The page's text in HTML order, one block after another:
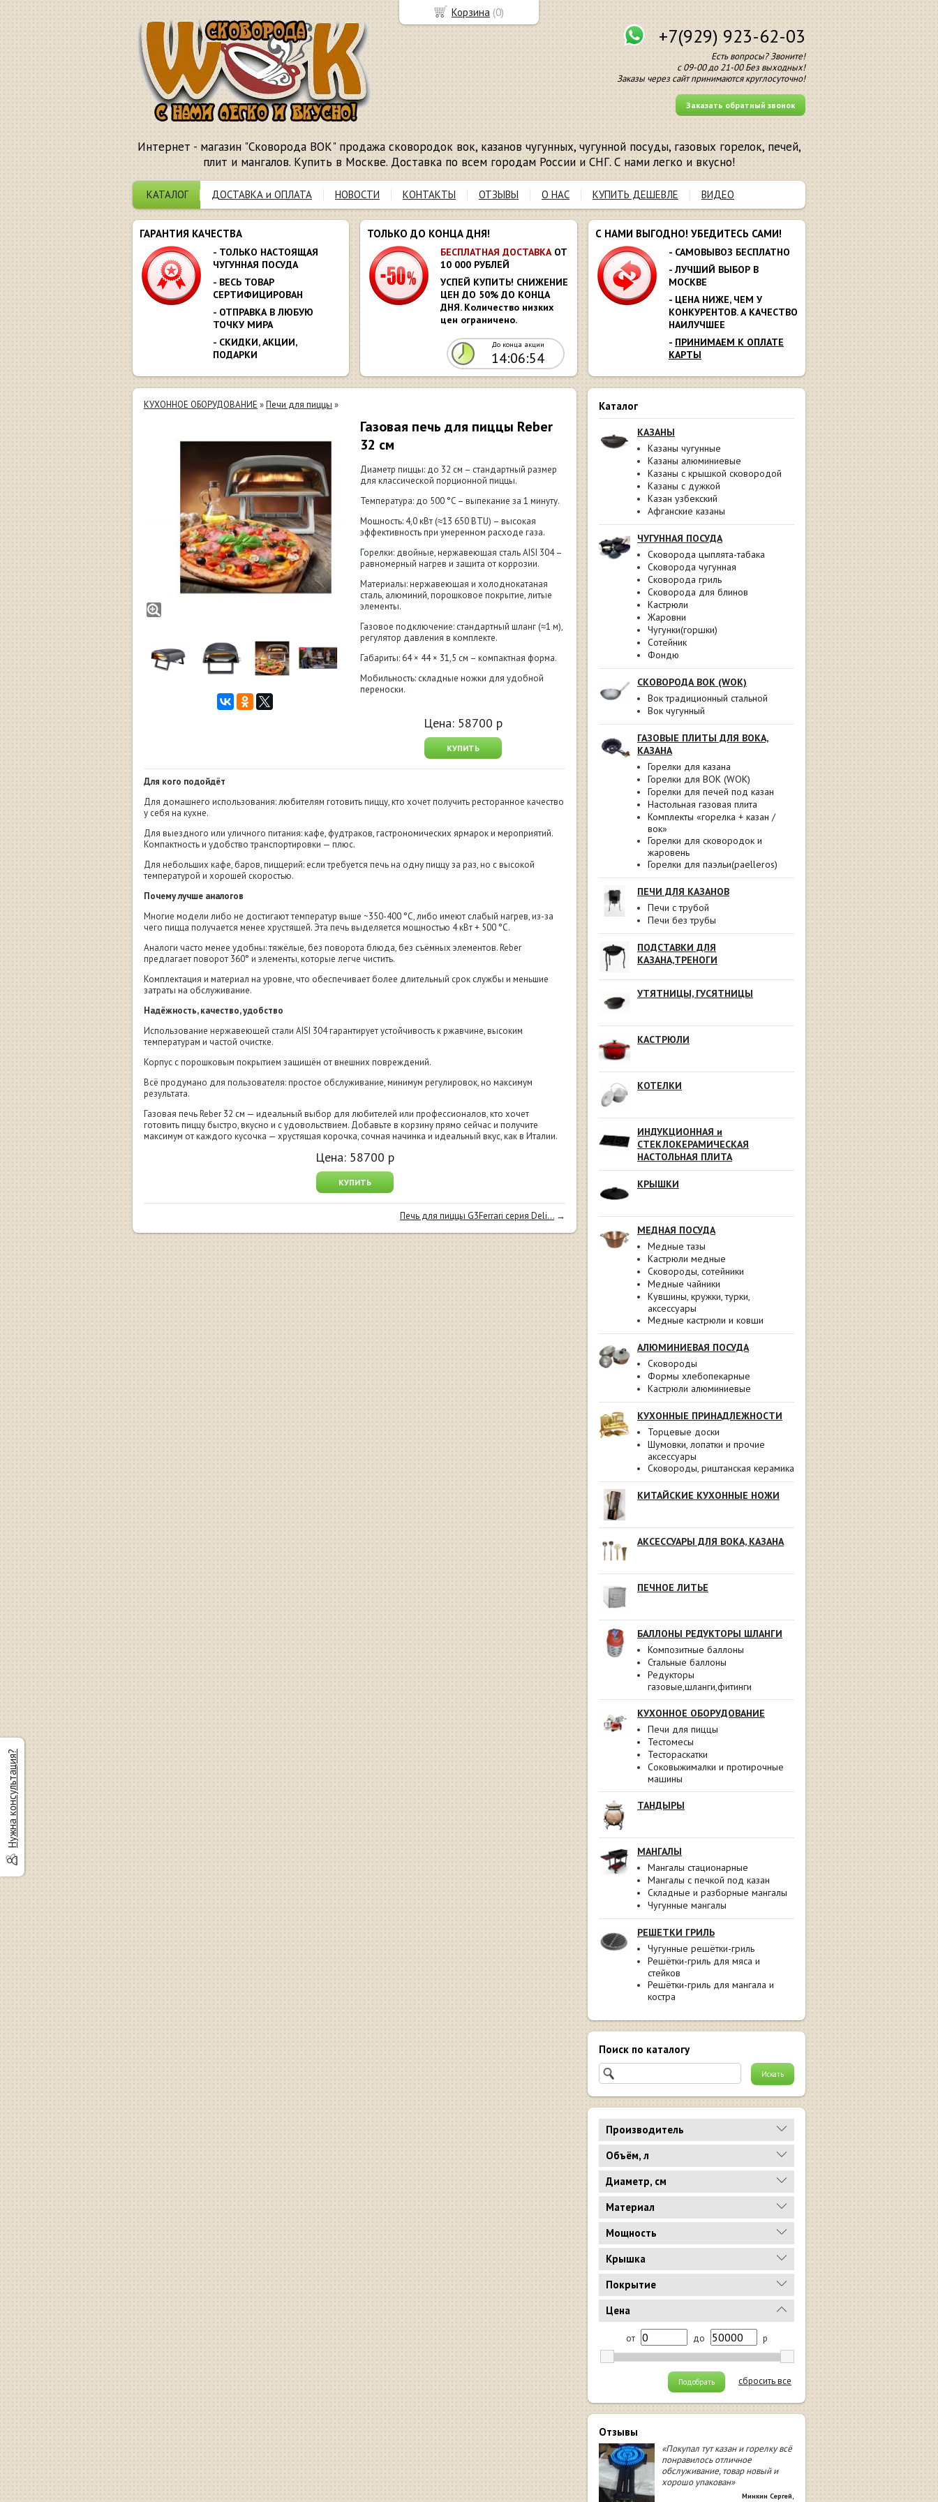
+7(929) 923-62-03
Есть вопросы? Звоните!
с 09-00 до 21-00 Без выходных!
Заказы через сайт принимаются круглосуточно!
Заказать обратный звонок
Интернет - магазин "Сковорода ВОК" продажа сковородок вок, казанов чугунных, чугунной посуды, газовых горелок, печей,
плит и мангалов. Купить в Москве. Доставка по всем городам России и СНГ. С нами легко и вкусно!
КАТАЛОГ ДОСТАВКА и ОПЛАТА НОВОСТИ КОНТАКТЫ ОТЗЫВЫ О НАС КУПИТЬ ДЕШЕВЛЕ ВИДЕО
ГАРАНТИЯ КАЧЕСТВА
- ТОЛЬКО НАСТОЯЩАЯ
ЧУГУННАЯ ПОСУДА
- ВЕСЬ ТОВАР
СЕРТИФИЦИРОВАН
- ОТПРАВКА В ЛЮБУЮ
ТОЧКУ МИРА
- СКИДКИ, АКЦИИ,
ПОДАРКИ
ТОЛЬКО ДО КОНЦА ДНЯ!
БЕСПЛАТНАЯ ДОСТАВКА ОТ
10 000 РУБЛЕЙ
УСПЕЙ КУПИТЬ! СНИЖЕНИЕ
ЦЕН ДО 50% ДО КОНЦА
ДНЯ. Количество низких
цен ограничено.
До конца акции
14:06:53
С НАМИ ВЫГОДНО! УБЕДИТЕСЬ САМИ!
- САМОВЫВОЗ БЕСПЛАТНО
- ЛУЧШИЙ ВЫБОР В
МОСКВЕ
- ЦЕНА НИЖЕ, ЧЕМ У
КОНКУРЕНТОВ. А КАЧЕСТВО
НАИЛУЧШЕЕ
- ПРИНИМАЕМ К ОПЛАТЕ
КАРТЫ
Каталог
КАЗАНЫ
Казаны чугунные
Казаны алюминиевые
Казаны с крышкой сковородой
Казаны с дужкой
Казан узбекский
Афганские казаны
ЧУГУННАЯ ПОСУДА
Сковорода цыплята-табака
Сковорода чугунная
Сковорода гриль
Сковорода для блинов
Кастрюли
Жаровни
Чугунки(горшки)
Сотейник
Фондю
СКОВОРОДА ВОК (WOK)
Вок традиционный стальной
Вок чугунный
ГАЗОВЫЕ ПЛИТЫ ДЛЯ ВОКА,
КАЗАНА
Горелки для казана
Горелки для ВОК (WOK)
Горелки для печей под казан
Настольная газовая плита
Комплекты «горелка + казан /
вок»
Горелки для сковородок и
жаровень
Горелки для паэльи(paelleros)
ПЕЧИ ДЛЯ КАЗАНОВ
Печи с трубой
Печи без трубы
ПОДСТАВКИ ДЛЯ
КАЗАНА,ТРЕНОГИ
УТЯТНИЦЫ, ГУСЯТНИЦЫ
КАСТРЮЛИ
КОТЕЛКИ
ИНДУКЦИОННАЯ и
СТЕКЛОКЕРАМИЧЕСКАЯ
НАСТОЛЬНАЯ ПЛИТА
КРЫШКИ
МЕДНАЯ ПОСУДА
Медные тазы
Кастрюли медные
Сковороды, сотейники
Медные чайники
Кувшины, кружки, турки,
аксессуары
Медные кастрюли и ковши
АЛЮМИНИЕВАЯ ПОСУДА
Сковороды
Формы хлебопекарные
Кастрюли алюминиевые
КУХОННЫЕ ПРИНАДЛЕЖНОСТИ
Торцевые доски
Шумовки, лопатки и прочие
аксессуары
Сковороды, риштанская керамика
КИТАЙСКИЕ КУХОННЫЕ НОЖИ
АКСЕССУАРЫ ДЛЯ ВОКА, КАЗАНА
ПЕЧНОЕ ЛИТЬЕ
БАЛЛОНЫ РЕДУКТОРЫ ШЛАНГИ
Композитные баллоны
Стальные баллоны
Редукторы
газовые,шланги,фитинги
КУХОННОЕ ОБОРУДОВАНИЕ
Печи для пиццы
Тестомесы
Тестораскатки
Соковыжималки и протирочные
машины
ТАНДЫРЫ
МАНГАЛЫ
Мангалы стационарные
Мангалы с печкой под казан
Складные и разборные мангалы
Чугунные мангалы
РЕШЕТКИ ГРИЛЬ
Чугунные решётки-гриль
Решётки-гриль для мяса и
стейков
Решётки-гриль для мангала и
костра
Поиск по каталогу
Производитель
Объём, л
Диаметр, см
Материал
Мощность
Крышка
Покрытие
Цена
от до р
сбросить все
Подобрать
Отзывы
«Покупал тут казан и горелку всё
понравилось отличное
обслуживание, товар новый и
хорошо упакован»
Минкин Сергей,
КУХОННОЕ ОБОРУДОВАНИЕ »Печи для пиццы »
Газовая печь для пиццы Reber
32 см
Диаметр пиццы: до 32 см – стандартный размер
для классической порционной пиццы.
Температура: до 500 °C – выпекание за 1 минуту.
Мощность: 4,0 кВт (≈13 650 BTU) – высокая
эффективность при умеренном расходе газа.
Горелки: двойные, нержавеющая сталь AISI 304 –
равномерный нагрев и защита от коррозии.
Материалы: нержавеющая и холоднокатаная
сталь, алюминий, порошковое покрытие, литые
элементы.
Газовое подключение: стандартный шланг (≈1 м),
регулятор давления в комплекте.
Габариты: 64 × 44 × 31,5 см – компактная форма.
Мобильность: складные ножки для удобной
переноски.
Цена: 58700 р
КУПИТЬ
Для кого подойдёт
Для домашнего использования: любителям готовить пиццу, кто хочет получить ресторанное качество
у себя на кухне.
Для выездного или уличного питания: кафе, фудтраков, гастрономических ярмарок и мероприятий.
Компактность и удобство транспортировки — плюс.
Для небольших кафе, баров, пиццерий: если требуется печь на одну пиццу за раз, но с высокой
температурой и хорошей скоростью.
Почему лучше аналогов
Многие модели либо не достигают температур выше ~350-400 °C, либо имеют слабый нагрев, из-за
чего пицца получается менее хрустящей. Эта печь выделяется мощностью 4 кВт + 500 °C.
Аналоги часто менее удобны: тяжёлые, без поворота блюда, без съёмных элементов. Reber
предлагает поворот 360° и элементы, которые легче чистить.
Комплектация и материал на уровне, что обеспечивает более длительный срок службы и меньшие
затраты на обслуживание.
Надёжность, качество, удобство
Использование нержавеющей стали AISI 304 гарантирует устойчивость к ржавчине, высоким
температурам и частой очистке.
Корпус с порошковым покрытием защищён от внешних повреждений.
Всё продумано для пользователя: простое обслуживание, минимум регулировок, но максимум
результата.
Газовая печь Reber 32 см — идеальный выбор для любителей или профессионалов, кто хочет
готовить пиццу быстро, вкусно и с удовольствием. Добавьте в корзину прямо сейчас и получите
максимум от каждого кусочка — хрустящая корочка, сочная начинка и идеальный вкус, как в Италии.
Цена: 58700 р
КУПИТЬ
Печь для пиццы G3Ferrari серия Deli... →
Нужна консультация?
Корзина (0)